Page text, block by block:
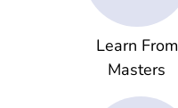
Learn From
Masters